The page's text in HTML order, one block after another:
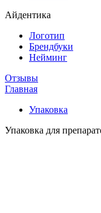
Айдентика
Логотип
Брендбуки
Нейминг
Отзывы
Главная
Упаковка
Упаковка для